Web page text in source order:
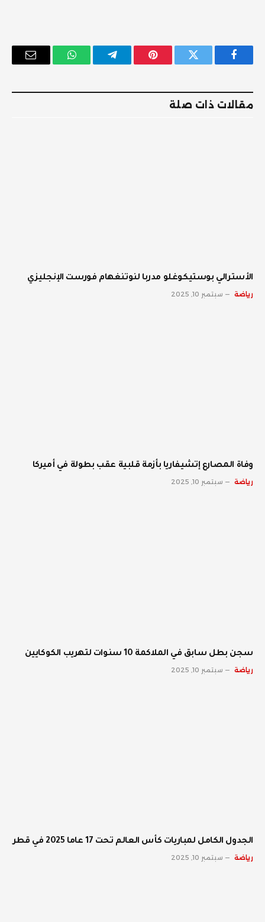
فيسبوك تويتر بينتيريستتيلقرام واتساب
البريد
مقالات ذات صلة
الأسترالي بوستيكوغلو مدربا لنوتنغهام فورست الإنجليزي
رياضة سبتمبر 10, 2025
وفاة المصارع إتشيفاريا بأزمة قلبية عقب بطولة في أميركا
رياضة سبتمبر 10, 2025
سجن بطل سابق في الملاكمة 10 سنوات لتهريب الكوكايين
رياضة سبتمبر 10, 2025
الجدول الكامل لمباريات كأس العالم تحت 17 عاما 2025 في قطر
رياضة سبتمبر 10, 2025